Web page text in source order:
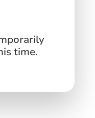
time.